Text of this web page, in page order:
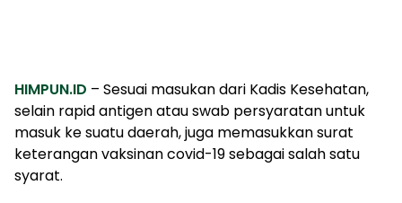
HIMPUN.ID – Sesuai masukan dari Kadis Kesehatan,
selain rapid antigen atau swab persyaratan untuk
masuk ke suatu daerah, juga memasukkan surat
keterangan vaksinan covid-19 sebagai salah satu
syarat.